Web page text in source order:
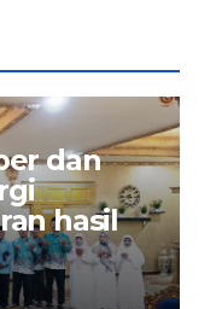
dan
hasil